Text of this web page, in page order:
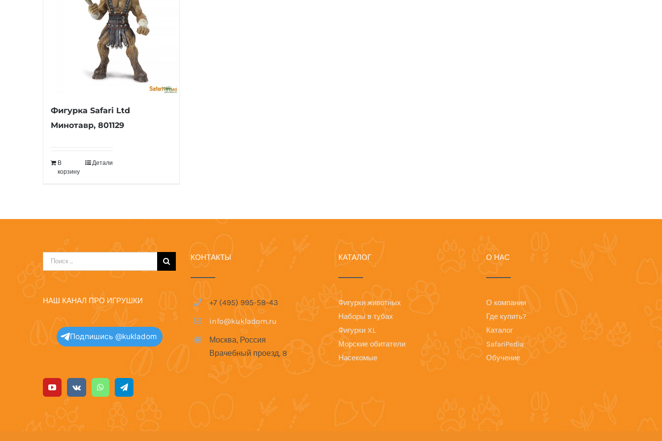
Фигурка Safari Ltd
Минотавр, 801129
В
корзину
Детали
Результат
поиска:
НАШ КАНАЛ ПРО ИГРУШКИ
Подпишись @kukladom
КОНТАКТЫ
+7 (495) 995-58-43
info@kukladom.ru
Москва, Россия
Врачебный проезд, 8
КАТАЛОГ
Фигурки животных
Наборы в тубах
Фигурки XL
Морские обитатели
Насекомые
О НАС
О компании
Где купить?
Каталог
SafariPedia
Обучение